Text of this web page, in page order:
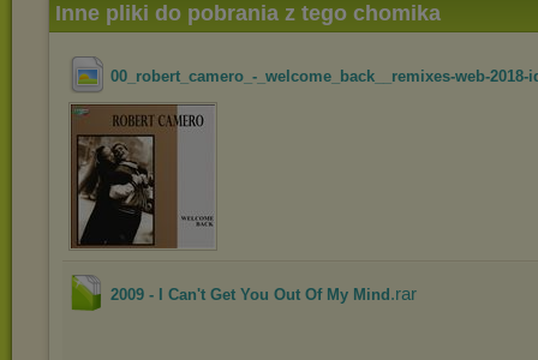
Inne pliki do pobrania z tego chomika
00_robert_camero_-_welcome_back__remixes-web-2018-
2009 - I Can't Get You Out Of My Mind .rar